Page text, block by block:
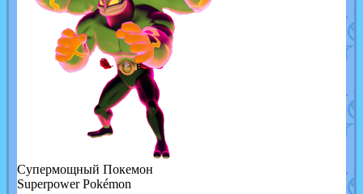
Cупермощный Покемон
Superpower Pokémon